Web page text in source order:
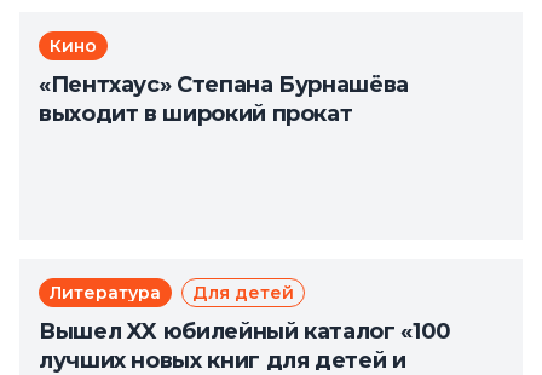
Кино
«Пентхаус» Степана Бурнашёва
выходит в широкий прокат
Литература Для детей
Вышел XX юбилейный каталог «100
лучших новых книг для детей и